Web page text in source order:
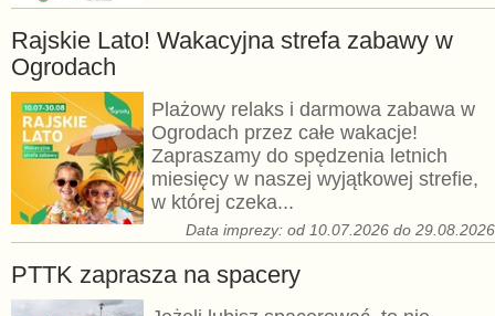
Rajskie Lato! Wakacyjna strefa zabawy w
Ogrodach
Plażowy relaks i darmowa zabawa w
Ogrodach przez całe wakacje!
Zapraszamy do spędzenia letnich
miesięcy w naszej wyjątkowej strefie,
w której czeka...
Data imprezy: od 10.07.2026 do 29.08.2026
PTTK zaprasza na spacery